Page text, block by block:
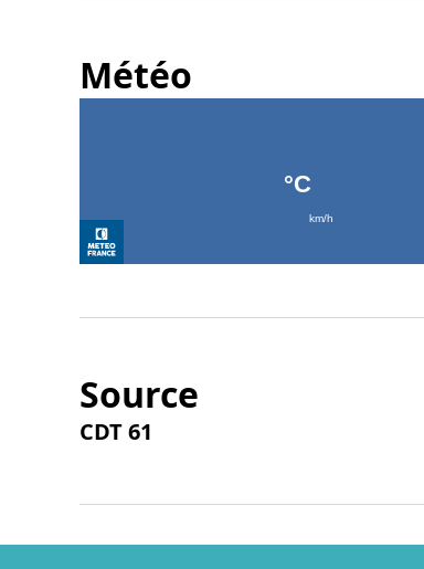
Météo
Source
CDT 61